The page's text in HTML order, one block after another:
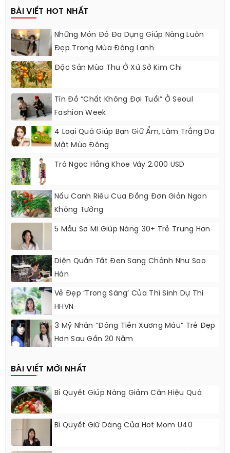
BÀI VIẾT HOT NHẤT
Những Món Đồ Đa Dụng Giúp Nàng Luôn
Đẹp Trong Mùa Đông Lạnh
Đặc Sản Mùa Thu Ở Xứ Sở Kim Chi
Tín Đồ “chất Không Đợi Tuổi” Ở Seoul
Fashion Week
4 Loại Quả Giúp Bạn Giữ Ẩm, Làm Trắng Da
Mặt Mùa Đông
Trà Ngọc Hằng Khoe Váy 2.000 USD
Nấu Canh Riêu Cua Đồng Đơn Giản Ngon
Không Tưởng
5 Mẫu Sơ Mi Giúp Nàng 30+ Trẻ Trung Hơn
Diện Quần Tất Đen Sang Chảnh Như Sao
Hàn
Vẻ Đẹp ‘trong Sáng’ Của Thí Sinh Dự Thi
HHVN
3 Mỹ Nhân “Đồng Tiền Xương Máu” Trẻ Đẹp
Hơn Sau Gần 20 Năm
BÀI VIẾT MỚI NHẤT
Bí Quyết Giúp Nàng Giảm Cân Hiệu Quả
Bí Quyết Giữ Dáng Của Hot Mom U40